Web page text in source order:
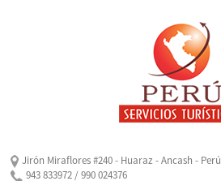
Jirón Miraflores #240 - Huaraz - Ancash - Perú
943 833972 / 990 024376